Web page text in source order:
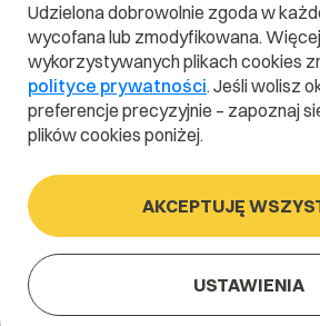
25 marca 2022
Jak wypromować sklep
Niski próg wejścia na rynek, rekordowa
Udzielona dobrowolnie zgoda w
wycofana lub zmodyfikowana.
wykorzystywanych plikach cookies
polityce prywatności. Jeśli wolisz
preferencje precyzyjnie – zapoznaj
plików cookies poniżej.
AKCEPTUJĘ
USTAWIENIA